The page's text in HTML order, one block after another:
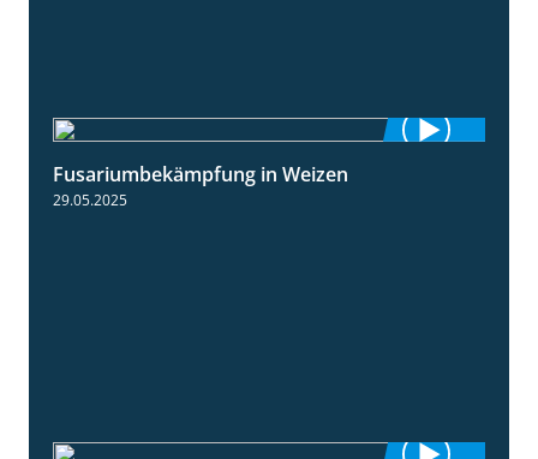
Fusariumbekämpfung in Weizen
29.05.2025